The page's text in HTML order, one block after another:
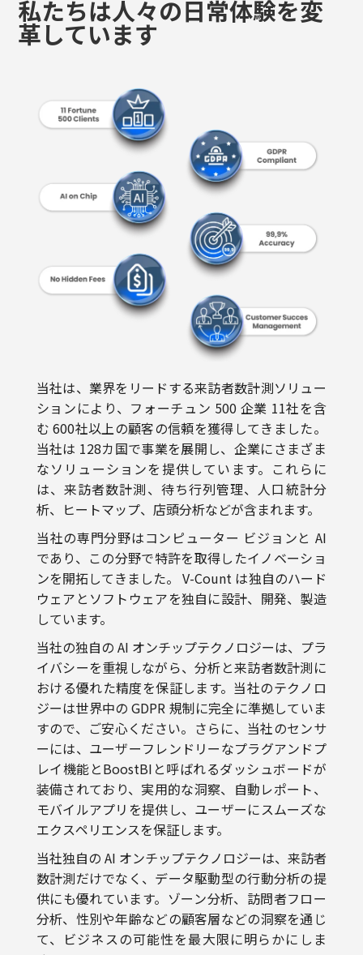
当社は、業界をリードする来訪者数計測ソリュー
む 600社以上の顧客の信頼を獲得してきました。
当社は 128カ国で事業を展開し、企業にさまざま
なソリューションを提供しています。これらに
は、来訪者数計測、待ち行列管理、人口統計分
析、ヒートマップ、店頭分析などが含まれます。
当社の専門分野はコンピューター ビジョンと AI
であり、この分野で特許を取得したイノベーショ
ンを開拓してきました。 V-Count は独自のハード
ウェアとソフトウェアを独自に設計、開発、製造
しています。
当社の独自の AI オンチップテクノロジーは、プラ
イバシーを重視しながら、分析と来訪者数計測に
おける優れた精度を保証します。当社のテクノロ
ジーは世界中の GDPR 規制に完全に準拠していま
すので、ご安心ください。さらに、当社のセンサ
ーには、ユーザーフレンドリーなプラグアンドプ
レイ機能とBoostBIと呼ばれるダッシュボードが
装備されており、実用的な洞察、自動レポート、
モバイルアプリを提供し、ユーザーにスムーズな
エクスペリエンスを保証します。
当社独自の AI オンチップテクノロジーは、来訪者
数計測だけでなく、データ駆動型の行動分析の提
供にも優れています。ゾーン分析、訪問者フロー
分析、性別や年齢などの顧客層などの洞察を通じ
て、ビジネスの可能性を最大限に明らかにしま
す。